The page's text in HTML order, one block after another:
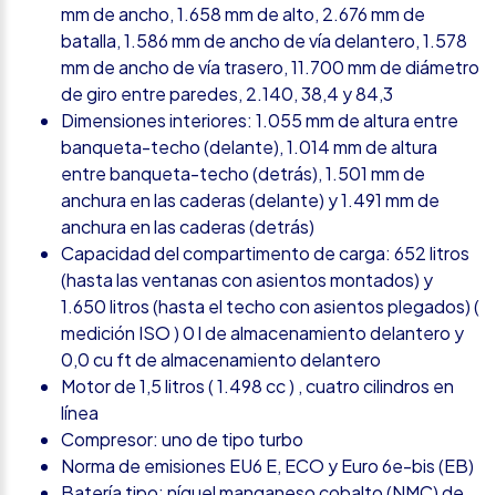
mm de ancho, 1.658 mm de alto, 2.676 mm de
batalla, 1.586 mm de ancho de vía delantero, 1.578
mm de ancho de vía trasero, 11.700 mm de diámetro
de giro entre paredes, 2.140, 38,4 y 84,3
Dimensiones interiores: 1.055 mm de altura entre
banqueta-techo (delante), 1.014 mm de altura
entre banqueta-techo (detrás), 1.501 mm de
anchura en las caderas (delante) y 1.491 mm de
anchura en las caderas (detrás)
Capacidad del compartimento de carga: 652 litros
(hasta las ventanas con asientos montados) y
1.650 litros (hasta el techo con asientos plegados) (
medición ISO ) 0 l de almacenamiento delantero y
0,0 cu ft de almacenamiento delantero
Motor de 1,5 litros ( 1.498 cc ) , cuatro cilindros en
línea
Compresor: uno de tipo turbo
Norma de emisiones EU6 E, ECO y Euro 6e-bis (EB)